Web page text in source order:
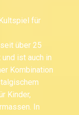
für
über 25
ist auch in
Kombination
Kinder,
In